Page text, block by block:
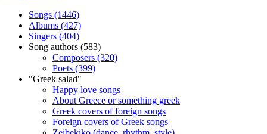
Songs (1446)
Albums (427)
Singers (404)
Song authors (583)
Composers (320)
Poets (399)
"Greek salad"
Happy love songs
About Greece or something greek
Greek covers of foreign songs
Foreign covers of Greek songs